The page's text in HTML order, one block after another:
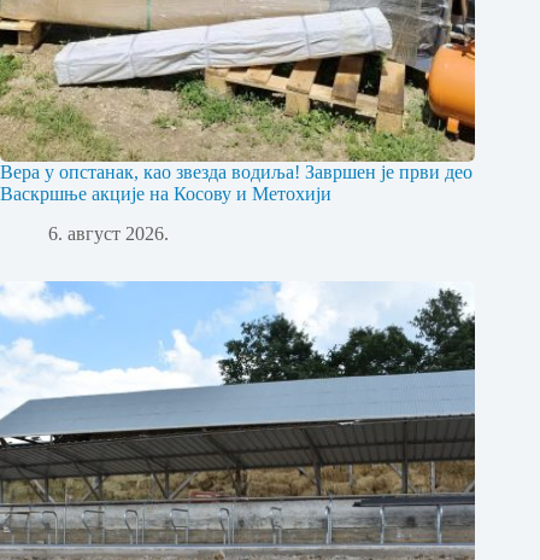
Вера у опстанак, као звезда водиља! Завршен је први део
Васкршње акције на Косову и Метохији
6. август 2026.